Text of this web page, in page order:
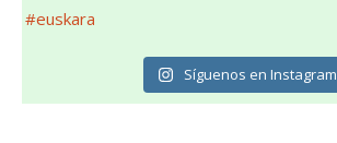
Síguenos en Instagram